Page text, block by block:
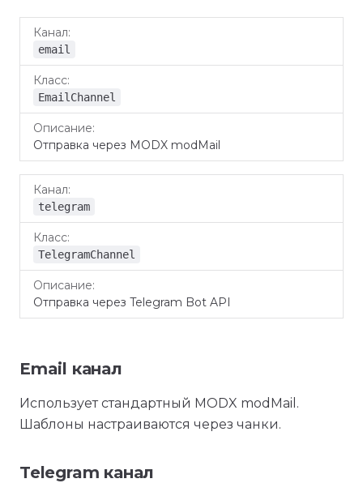
Канал
email
EmailChannel
Отправка через MODX modMail
telegram
TelegramChannel
Отправка через Telegram Bot API
Email канал
Использует стандартный MODX modMail.
Шаблоны настраиваются через чанки.
Telegram канал